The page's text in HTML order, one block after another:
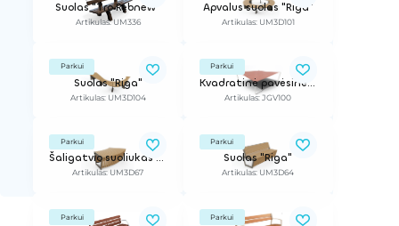
Suolas "Tro Rebnew"
Artikulas: UM336
Apvalus suolas "Riga"
Artikulas: UM3D101
Parkui
Suolas "Riga"
Artikulas: UM3D104
Parkui
Kvadratinė pavėsinė "GeoVELA" 100 m²
Artikulas: JGV100
Parkui
Šaligatvio suoliukas "Riga"
Artikulas: UM3D67
Parkui
Suolas "Riga"
Artikulas: UM3D64
Parkui Parkui